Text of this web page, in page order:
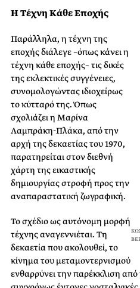
Η Τέχνη Κάθε Εποχής
Παράλληλα, η τέχνη της
εποχής διάλεγε –όπως κάνει η
τέχνη κάθε εποχής– τις δικές
της εκλεκτικές συγγένειες,
συνομολογώντας ιδιοχείρως
το κύτταρό της. Όπως
σχολιάζει η Μαρίνα
Λαμπράκη-Πλάκα, από την
αρχή της δεκαετίας του 1970,
παρατηρείται στον διεθνή
χάρτη της εικαστικής
δημιουργίας στροφή προς την
αναπαραστατική ζωγραφική.
Το σχέδιο ως αυτόνομη μορφή
τέχνης αναγεννιέται. Τη
δεκαετία που ακολουθεί, το
κίνημα του μεταμοντερνισμού
ενθαρρύνει την παρέκκλιση